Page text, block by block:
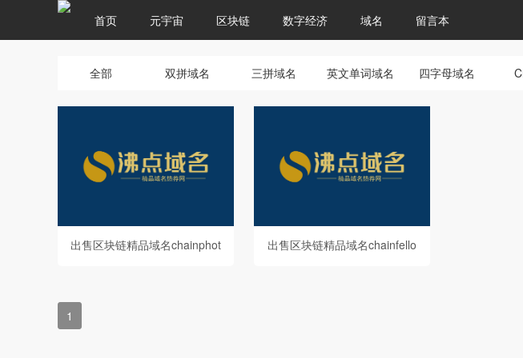
首页 元宇宙 区块链 数字经济 域名 留言本
全部 双拼域名 三拼域名 英文单词域名 四字母域名
出售区块链精品域名chainphot
出售区块链精品域名chainfello
1